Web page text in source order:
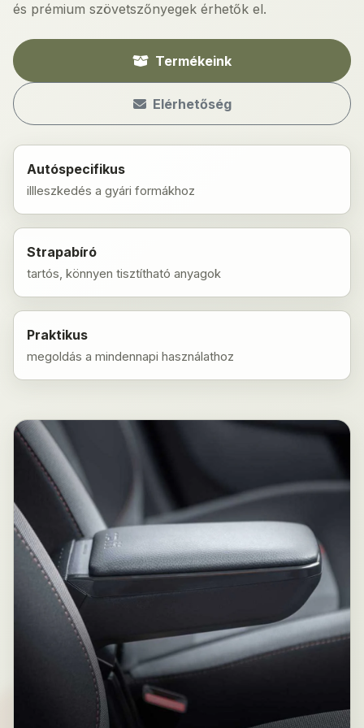
és prémium szövetszőnyegek érhetők el.
Termékeink
Elérhetőség
Autóspecifikus
illleszkedés a gyári formákhoz
Strapabíró
tartós, könnyen tisztítható anyagok
Praktikus
megoldás a mindennapi használathoz